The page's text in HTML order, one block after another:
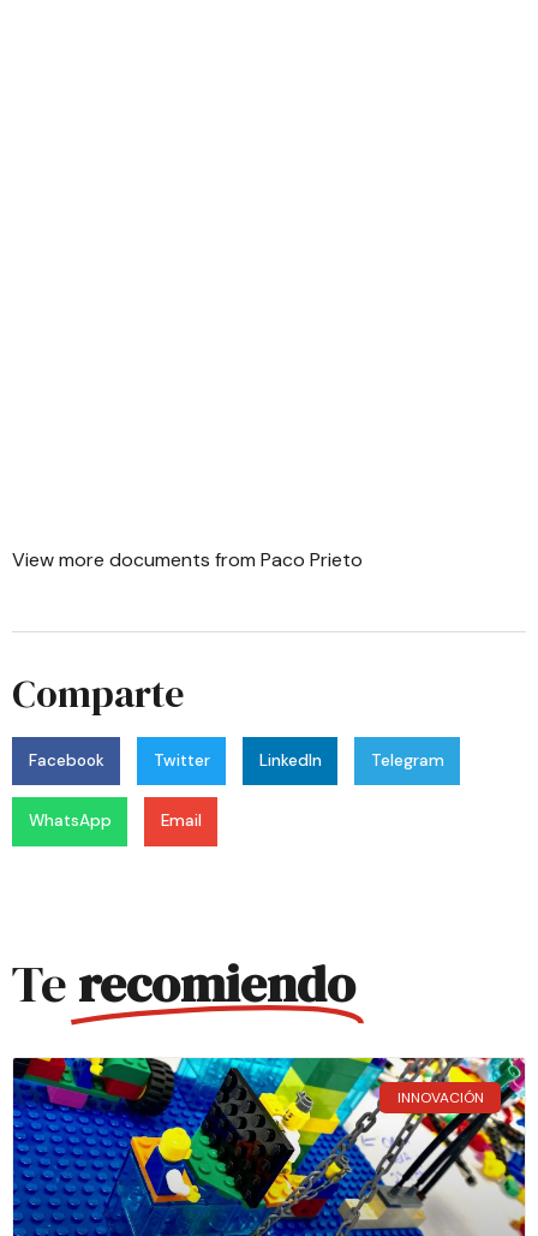
View more documents from Paco Prieto
Comparte
Facebook Twitter LinkedIn Telegram
WhatsApp Email
Terecomiendo
INNOVACIÓN